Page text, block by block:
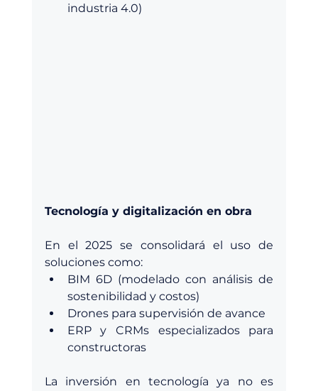
industria 4.0)
Tecnología y digitalización en obra
En el 2025 se consolidará el uso de
soluciones como:
BIM 6D (modelado con análisis de
sostenibilidad y costos)
Drones para supervisión de avance
ERP y CRMs especializados para
constructoras
La inversión en tecnología ya no es